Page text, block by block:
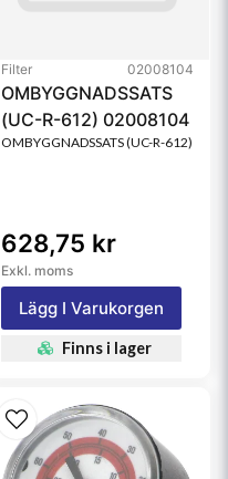
Filter 02008104
OMBYGGNADSSATS
(UC-R-612) 02008104
OMBYGGNADSSATS (UC-R-612)
628,75 kr
Exkl. moms
Lägg I Varukorgen
Finns i lager